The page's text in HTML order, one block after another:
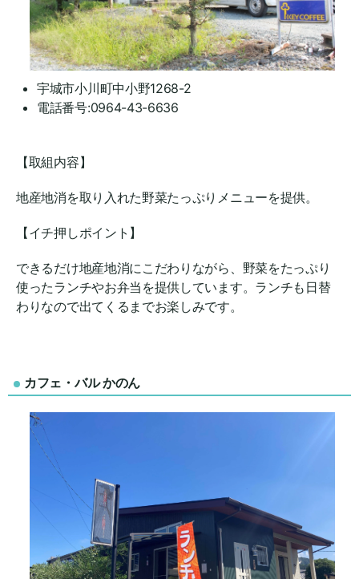
宇城市小川町中小野1268-2
電話番号:0964-43-6636
【取組内容】
地産地消を取り入れた野菜たっぷりメニューを提供。
【イチ押しポイント】
できるだけ地産地消にこだわりながら、野菜をたっぷり
使ったランチやお弁当を提供しています。ランチも日替
わりなので出てくるまでお楽しみです。
カフェ・バル かのん